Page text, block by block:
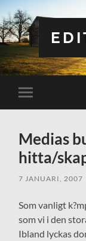
Slå
på/av
Medias
hitta/
7 JANUARI, 2007
Som vanligt
som vi i den
Ibland lyckas